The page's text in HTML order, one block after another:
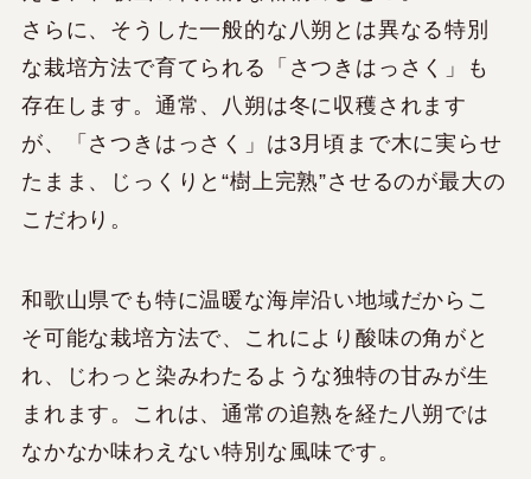
さらに、そうした一般的な八朔とは異なる特別
な栽培方法で育てられる「さつきはっさく」も
存在します。通常、八朔は冬に収穫されます
が、「さつきはっさく」は3月頃まで木に実らせ
たまま、じっくりと“樹上完熟”させるのが最大の
こだわり。
和歌山県でも特に温暖な海岸沿い地域だからこ
そ可能な栽培方法で、これにより酸味の角がと
れ、じわっと染みわたるような独特の甘みが生
まれます。これは、通常の追熟を経た八朔では
なかなか味わえない特別な風味です。